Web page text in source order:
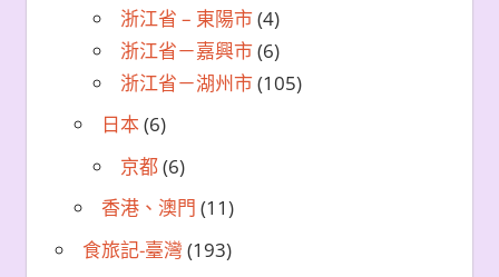
浙江省 – 東陽市(4)
浙江省－嘉興市(6)
浙江省－湖州市(105)
日本(6)
京都(6)
香港、澳門 (11)
食旅記-臺灣 (193)